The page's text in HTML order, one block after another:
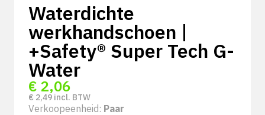
Waterdichte
werkhandschoen |
+Safety® Super Tech G-
Water
€ 2,06
€ 2,49 incl. BTW
Verkoopeenheid: Paar